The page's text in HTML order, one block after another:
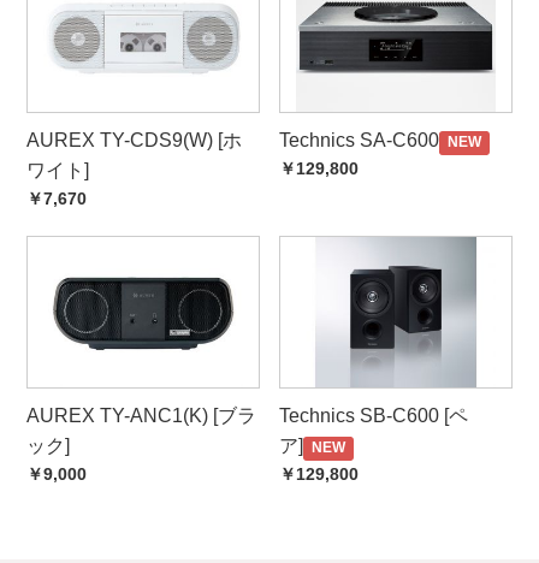
AUREX TY-CDS9(W) [ホ
ワイト]
￥7,670
Technics SA-C600 NEW
￥129,800
AUREX TY-ANC1(K) [ブラ
ック]
￥9,000
Technics SB-C600 [ペ
ア]
NEW
￥129,800